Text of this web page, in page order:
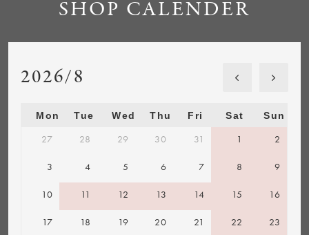
SHOP CALENDER
2026/8
Mon Tue Wed Thu Fri Sat Sun
27 28 29 30 31 1 2
3 4 5 6 7 8 9
10 11 12 13 14 15 16
17 18 19 20 21 22 23